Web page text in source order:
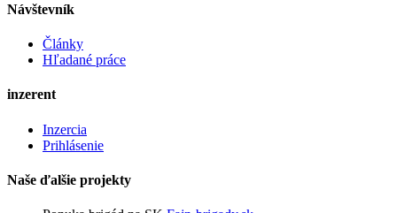
Návštevník
Články
Hľadané práce
inzerent
Inzercia
Prihlásenie
Naše ďalšie projekty